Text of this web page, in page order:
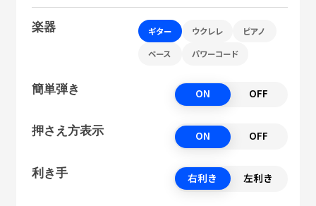
楽器 ギター ウクレレ ピアノ
ベース パワーコード
簡単弾き ON OFF
押さえ方表示 ON OFF
利き手 右利き 左利き